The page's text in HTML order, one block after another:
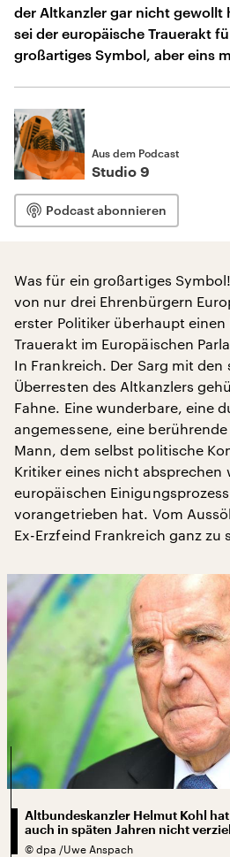
der Altkanzler gar nicht gewollt
sei der europäische Trauerakt
großartiges Symbol, aber eins
Aus dem Podcast
Studio 9
Podcast abonnieren
Was für ein großartiges
von nur drei Ehrenbürgern
erster Politiker überhaupt
Trauerakt im Europäischen
In Frankreich. Der Sarg mit den
Überresten des Altkanzlers
Fahne. Eine wunderbare, eine
angemessene, eine
Mann, dem selbst politische
Kritiker eines nicht absprechen
europäischen
vorangetrieben hat. Vom
Ex-Erzfeind Frankreich ganz zu
Altbundeskanzler Helmut Kohl
auch in späten Jahren nicht
© dpa /Uwe Anspach